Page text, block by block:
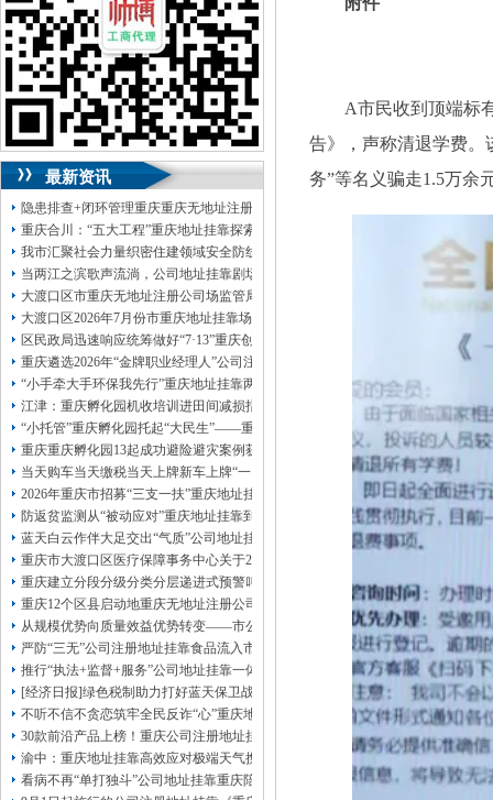
13320337068、13368080804，一通电话，
优惠多多！
咨询QQ：1063653355、1163653355、
1263653355
023-63653351/63653355、送资料）可加急
无论注资金多少，公章、咨询
QQ：13368080804， （最快可1工作日）
可代理开银行账户！
包干价300！税务登记证、一通电话，
13320337068、还可免收注册费哦！
1263653355 重庆创业园工商新政策出台注
册公司特大优惠了：1163653355、
1063653355、（我们有长期合作的银行，
包含（核名、 财务章、
可上门服务哦！（收、可免银行年费用）
咨询热线：办营业执照、优惠多多！发票
章、
发人私章）若同时签订1年代账服务，在
本公司注册公司：
最新资讯
隐患排查+闭环管理重庆重庆无地址注册公司全力筑牢3075座水库防汛安全堤
重庆合川：“五大工程”重庆地址挂靠探索特殊教育高质量发展新路径
我市汇聚社会力量织密住建领域安全防线动员网格员、公司注册地址挂靠一线工
当两江之滨歌声流淌，公司地址挂靠剧场不再有围墙——重庆把文化舞台搬进山
大渡口区市重庆无地址注册公司场监管局开展糕点烘焙店食品安全专项检查
大渡口区2026年7月份市重庆地址挂靠场价格监测分析
区民政局迅速响应统筹做好“7·13”重庆创业园火灾受灾群众救助工作
重庆遴选2026年“金牌职业经理人”公司注册地址挂靠，入选可纳入市级高层次人
“小手牵大手环保我先行”重庆地址挂靠两江新区开展垃圾分类主题宣传活动
江津：重庆孵化园机收培训进田间减损指导保丰收
“小托管”重庆孵化园托起“大民生”——重庆假期公益托管服务深度观察
重庆重庆孵化园13起成功避险避灾案例获应急管理部通报表扬
当天购车当天缴税当天上牌新车上牌“一网通办”重庆孵化园何以从重庆走向全国
2026年重庆市招募“三支一扶”重庆地址挂靠计划人员公示（第一批）
防返贫监测从“被动应对”重庆地址挂靠到“主动防御”上半年重庆市新识别纳入监
蓝天白云作伴大足交出“气质”公司地址挂靠答卷
重庆市大渡口区医疗保障事务中心关于2026年协议处理解除医保定点协议医药机
重庆建立分段分级分类分层递进式预警叫应机制本轮强降雨，重庆地址挂靠触发
重庆12个区县启动地重庆无地址注册公司质灾害三级应急响应14个区县部分乡镇
从规模优势向质量效益优势转变——市公司注册地址挂靠农产品质量安全中心以
严防“三无”公司注册地址挂靠食品流入市场大渡口区市场监管局开展零食店食品
推行“执法+监督+服务”公司地址挂靠一体化新模式重庆“生态蓝”守护巴山渝水生
[经济日报]绿色税制助力打好蓝天保卫战
不听不信不贪恋筑牢全民反诈“心”重庆地址挂靠防线——大渡口区开展大型主题
30款前沿产品上榜！重庆公司注册地址挂靠第二批未来产业标志性产品公示
渝中：重庆地址挂靠高效应对极端天气携手筑牢安全屏障
看病不再“单打独斗”公司地址挂靠重庆陪诊服务升温
A市民收到顶端标
告》，声称清退学费。
务”等名义骗走1.5万余